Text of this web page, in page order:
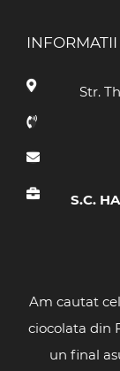
INFORMATII
Str.
S.C.
Am cautat
ciocolata din
un final